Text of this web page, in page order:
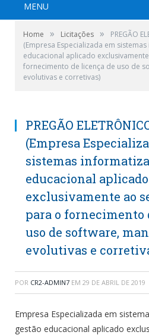
MENU
Home » Licitações »
PREGÃO
(Empresa Especializada em
educacional aplicado
fornecimento de licença de uso de
evolutivas e corretivas)
PREGÃO
(Empresa
sistemas
educacional aplicado
exclusivamente ao
para o fornecimento
uso de software,
evolutivas e
POR CR2-ADMIN7 EM 29 DE ABRIL DE 2019
Empresa Especializada em
gestão educacional aplicado